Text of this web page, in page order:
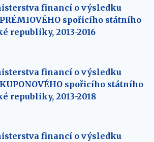
financí o výsledku
spořicího státního
republiky, 2013-2016
financí o výsledku
spořicího státního
republiky, 2013-2018
financí o výsledku